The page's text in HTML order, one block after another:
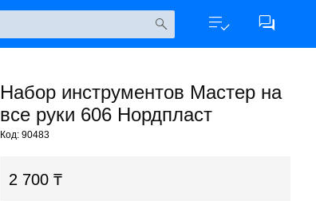
Набор инструментов Мастер на
все руки 606 Нордпласт
Код: 90483
2 700